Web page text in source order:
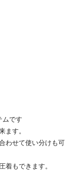
ムです
ます。
わせて使い分けも可
着もできます。